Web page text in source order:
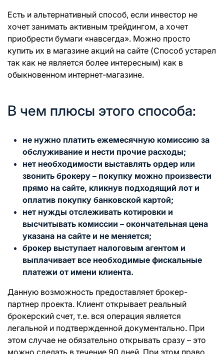
Есть и альтернативный способ, если инвестор не
хочет занимать активным трейдингом, а хочет
приобрести бумаги «навсегда». Можно просто
купить их в магазине акций на сайте (Способ устарел
так как не является более интересным) как в
обыкновенном интернет-магазине.
В чем плюсы этого способа:
не нужно платить ежемесячную комиссию за
обслуживание и нести прочие расходы;
нет необходимости выставлять ордер или
звонить брокеру – покупку можно произвести
прямо на сайте, кликнув подходящий лот и
оплатив покупку банковской картой;
нет нужды отслеживать котировки и
высчитывать комиссии – окончательная цена
указана на сайте и не меняется;
брокер выступает налоговым агентом и
выплачивает все необходимые фискальные
платежи от имени клиента.
Данную возможность предоставляет брокер-
партнер проекта. Клиент открывает реальный
брокерский счет, т.е. вся операция является
легальной и подтвержденной документально. При
этом случае не обязательно открывать сразу – это